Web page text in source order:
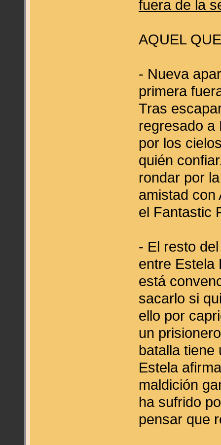
fuera de la
AQUEL
- Nueva
primera
Tras
regresado a
por los
quién
rondar por
amistad con
el Fantastic
- El resto
entre Estela
está
sacarlo si
ello por
un
batalla tiene
Estela
maldición
ha sufrido
pensar que